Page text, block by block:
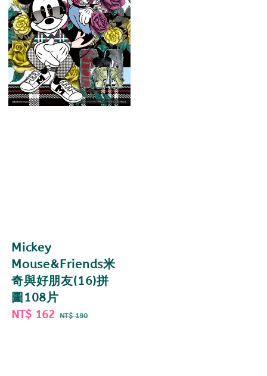
Mickey
Mouse&Friends米
奇與好朋友(16)拼
圖108片
Sale
NT$ 162 Regular
NT$ 190